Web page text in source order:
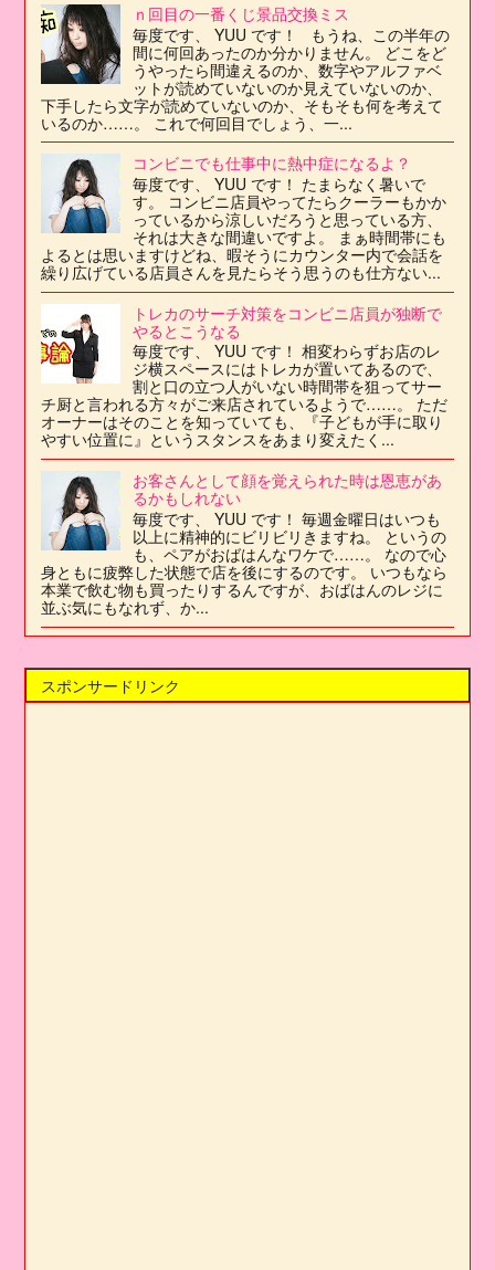
ｎ回目の一番くじ景品交換ミス
毎度です、 YUU です！ もうね、この半年の
間に何回あったのか分かりません。 どこをど
うやったら間違えるのか、数字やアルファベ
ットが読めていないのか見えていないのか、
下手したら文字が読めていないのか、そもそも何を考えて
いるのか……。 これで何回目でしょう、一...
コンビニでも仕事中に熱中症になるよ？
毎度です、 YUU です！ たまらなく暑いで
す。 コンビニ店員やってたらクーラーもかか
っているから涼しいだろうと思っている方、
それは大きな間違いですよ。 まぁ時間帯にも
よるとは思いますけどね、暇そうにカウンター内で会話を
繰り広げている店員さんを見たらそう思うのも仕方ない...
トレカのサーチ対策をコンビニ店員が独断で
やるとこうなる
毎度です、 YUU です！ 相変わらずお店のレ
ジ横スペースにはトレカが置いてあるので、
割と口の立つ人がいない時間帯を狙ってサー
チ厨と言われる方々がご来店されているようで……。 ただ
オーナーはそのことを知っていても、『子どもが手に取り
やすい位置に』というスタンスをあまり変えたく...
お客さんとして顔を覚えられた時は恩恵があ
るかもしれない
毎度です、 YUU です！ 毎週金曜日はいつも
以上に精神的にビリビリきますね。 というの
も、ペアがおばはんなワケで……。 なので心
身ともに疲弊した状態で店を後にするのです。 いつもなら
本業で飲む物も買ったりするんですが、おばはんのレジに
並ぶ気にもなれず、か...
スポンサードリンク